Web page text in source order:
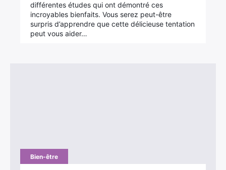
différentes études qui ont démontré ces
incroyables bienfaits. Vous serez peut-être
surpris d’apprendre que cette délicieuse tentation
peut vous aider…
Bien-être